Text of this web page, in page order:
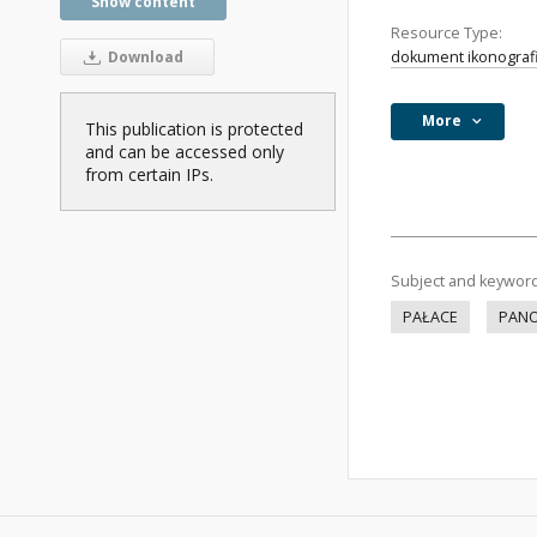
Download
This publication is protected
and can be accessed only
from certain IPs.
Resource Type:
dokument
More
Subject and
PAŁACE